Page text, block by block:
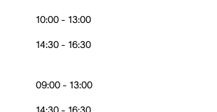
10:00 - 13:00
14:30 - 16:30
09:00 - 13:00